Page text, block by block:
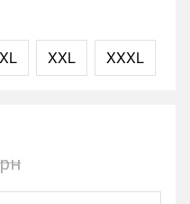
XL XXL XXXL